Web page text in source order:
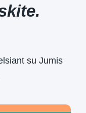
su Jumis